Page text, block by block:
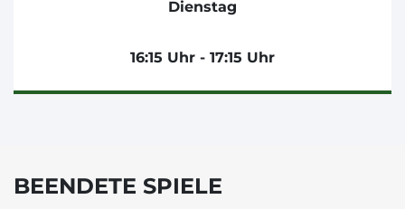
Dienstag
16:15 Uhr - 17:15 Uhr
BEENDETE SPIELE